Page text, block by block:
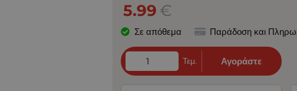
5.99 €
Σε απόθεμα Παράδοση και
Τεμ. Αγοράστε